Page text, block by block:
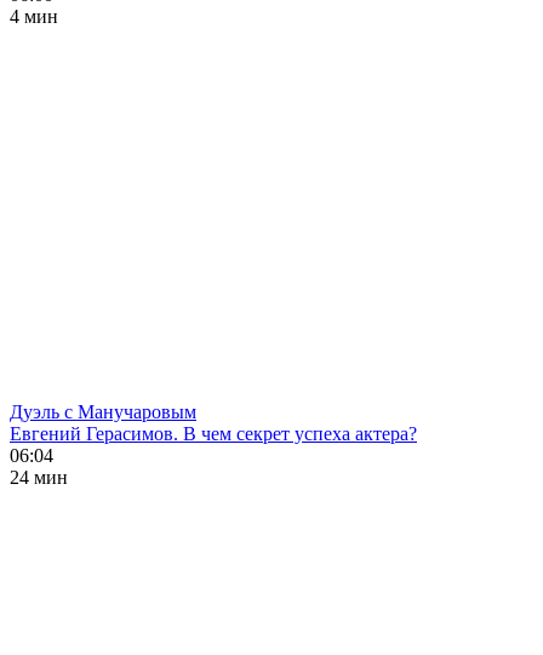
4 мин
Дуэль с Манучаровым
Евгений Герасимов. В чем секрет успеха актера?
06:04
24 мин